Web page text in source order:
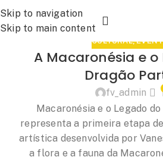
Skip to navigation
Skip to main content
CULTURAL,
A Macaronésia e
Dragão
fv_admin
Macaronésia e o Legado
representa a primeira etapa
artística desenvolvida por
a flora e a fauna da